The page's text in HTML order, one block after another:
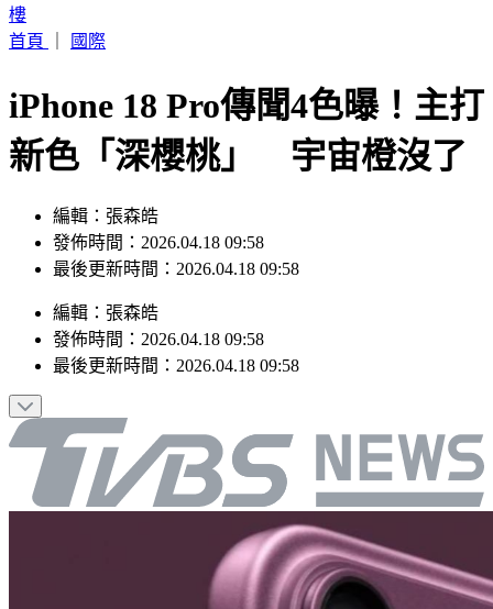
首頁
iPhone 18 Pro傳聞4色曝！主打
新色「深櫻桃」 宇宙橙沒了
發佈時間：2026.04.18 09:58
最後更新時間：2026.04.18 09:58
發佈時間：2026.04.18 09:58
最後更新時間：2026.04.18 09:58